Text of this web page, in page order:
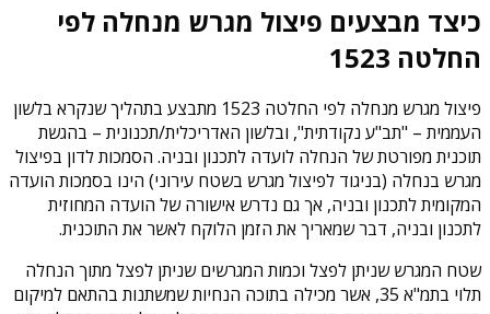
כיצד מבצעים פיצול מגרש מנחלה לפי
החלטה 1523
פיצול מגרש מנחלה לפי החלטה 1523 מתבצע בתהליך שנקרא בלשון
העממית – "תב"ע נקודתית", ובלשון האדריכלית/תכנונית – בהגשת
תוכנית מפורטת של הנחלה לועדה לתכנון ובניה. הסמכות לדון בפיצול
מגרש בנחלה (בניגוד לפיצול מגרש בשטח עירוני) הינו בסמכות הועדה
המקומית לתכנון ובניה, אך גם נדרש אישורה של הועדה המחוזית
לתכנון ובניה, דבר שמאריך את הזמן הלוקח לאשר את התוכנית.
שטח המגרש שניתן לפצל וכמות המגרשים שניתן לפצל מתוך הנחלה
תלוי בתמ"א 35, אשר מכילה בתוכה הנחיות שמשתנות בהתאם למיקום